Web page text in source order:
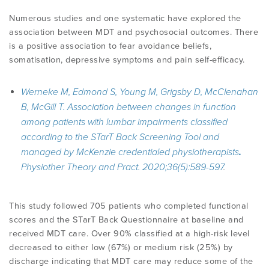
Numerous studies and one systematic have explored the
association between MDT and psychosocial outcomes. There
is a positive association to fear avoidance beliefs,
somatisation, depressive symptoms and pain self-efficacy.
Werneke M, Edmond S, Young M, Grigsby D, McClenahan
B, McGill T.Association between changes in function
among patients with lumbar impairments classified
according to the STarT Back Screening Tool and
managed by McKenzie credentialed physiotherapists.
Physiother Theory and Pract. 2020;36(5):589-597.
This study followed 705 patients who completed functional
scores and the STarT Back Questionnaire at baseline and
received MDT care. Over 90% classified at a high-risk level
decreased to either low (67%) or medium risk (25%) by
discharge indicating that MDT care may reduce some of the